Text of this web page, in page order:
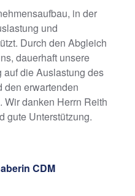
in der
und
Durch den Abgleich
dauerhaft unsere
die Auslastung des
den erwartenden
danken Herrn Reith
gute Unterstützung.
CDM